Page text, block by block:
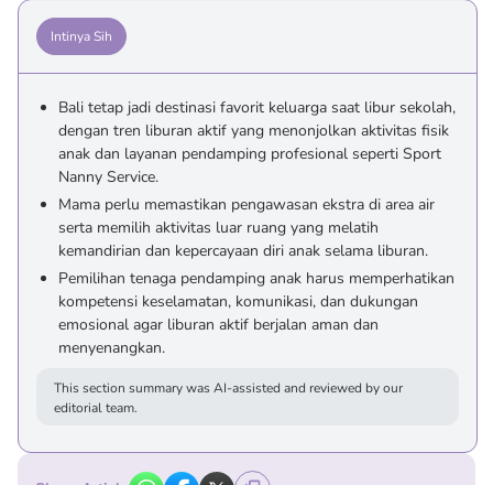
Intinya Sih
Bali tetap jadi destinasi favorit keluarga saat libur sekolah,
dengan tren liburan aktif yang menonjolkan aktivitas fisik
anak dan layanan pendamping profesional seperti Sport
Nanny Service.
Mama perlu memastikan pengawasan ekstra di area air
serta memilih aktivitas luar ruang yang melatih
kemandirian dan kepercayaan diri anak selama liburan.
Pemilihan tenaga pendamping anak harus memperhatikan
kompetensi keselamatan, komunikasi, dan dukungan
emosional agar liburan aktif berjalan aman dan
menyenangkan.
This section summary was AI-assisted and reviewed by our
editorial team.